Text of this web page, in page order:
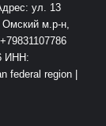
ул. 13
м.р-н,
ИНН:
federal region |